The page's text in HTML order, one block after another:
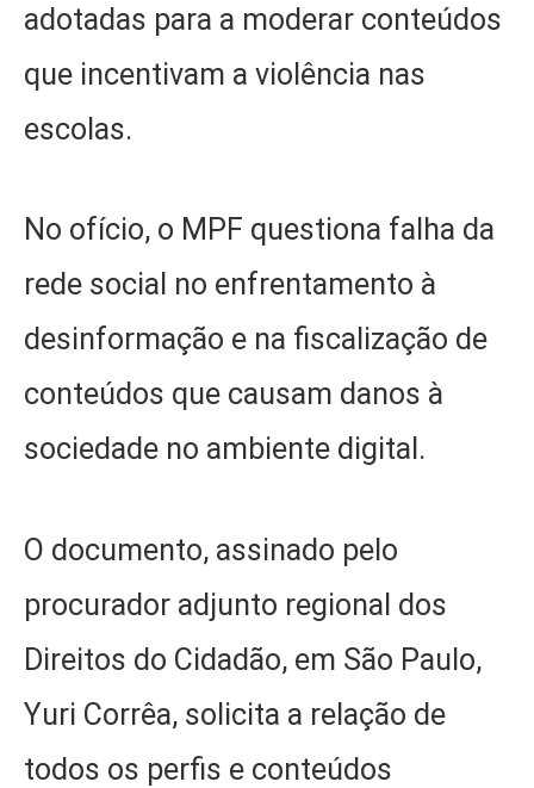
adotadas para a moderar conteúdos
que incentivam a violência nas
escolas.
No ofício, o MPF questiona falha da
rede social no enfrentamento à
desinformação e na fiscalização de
conteúdos que causam danos à
sociedade no ambiente digital.
O documento, assinado pelo
procurador adjunto regional dos
Direitos do Cidadão, em São Paulo,
Yuri Corrêa, solicita a relação de
todos os perfis e conteúdos